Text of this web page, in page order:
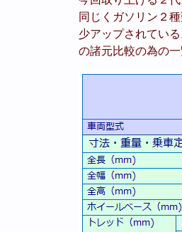
同じくガソリン２
少アップされてい
の諸元比較の為の一